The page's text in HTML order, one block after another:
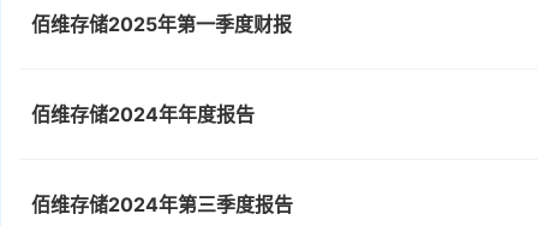
佰维存储2025年第一季度财报
佰维存储2024年年度报告
佰维存储2024年第三季度报告